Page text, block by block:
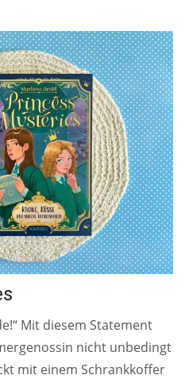
Mit diesem Statement
nicht unbedingt
mit einem Schrankkoffer